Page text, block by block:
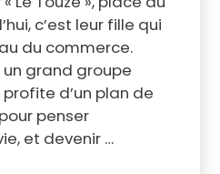
c’est leur fille qui
du commerce.
grand groupe
d’un plan de
penser
et devenir …